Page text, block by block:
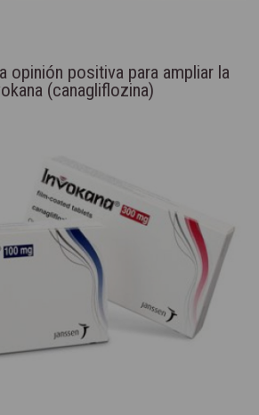
opinión positiva para ampliar la
(canagliflozina)